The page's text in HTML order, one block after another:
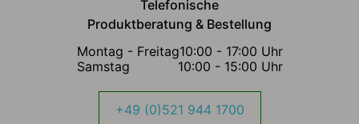
Telefonische
Produktberatung & Bestellung
Montag - Freitag10:00 - 17:00 Uhr
Samstag
10:00 - 15:00 Uhr
+49 (0)521 944 1700